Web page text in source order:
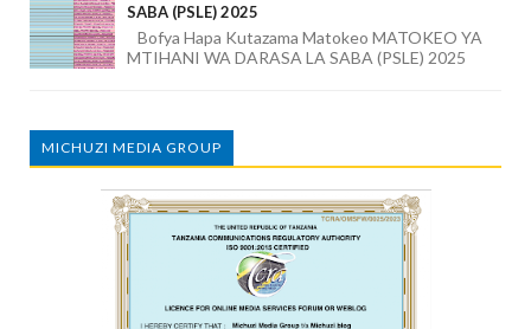
SABA (PSLE) 2025
Bofya Hapa Kutazama Matokeo MATOKEO YA
MTIHANI WA DARASA LA SABA (PSLE) 2025
MICHUZI MEDIA GROUP